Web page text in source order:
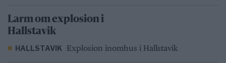
Larm om explosion i
Hallstavik
HALLSTAVIK Explosion inomhus i Hallstavik